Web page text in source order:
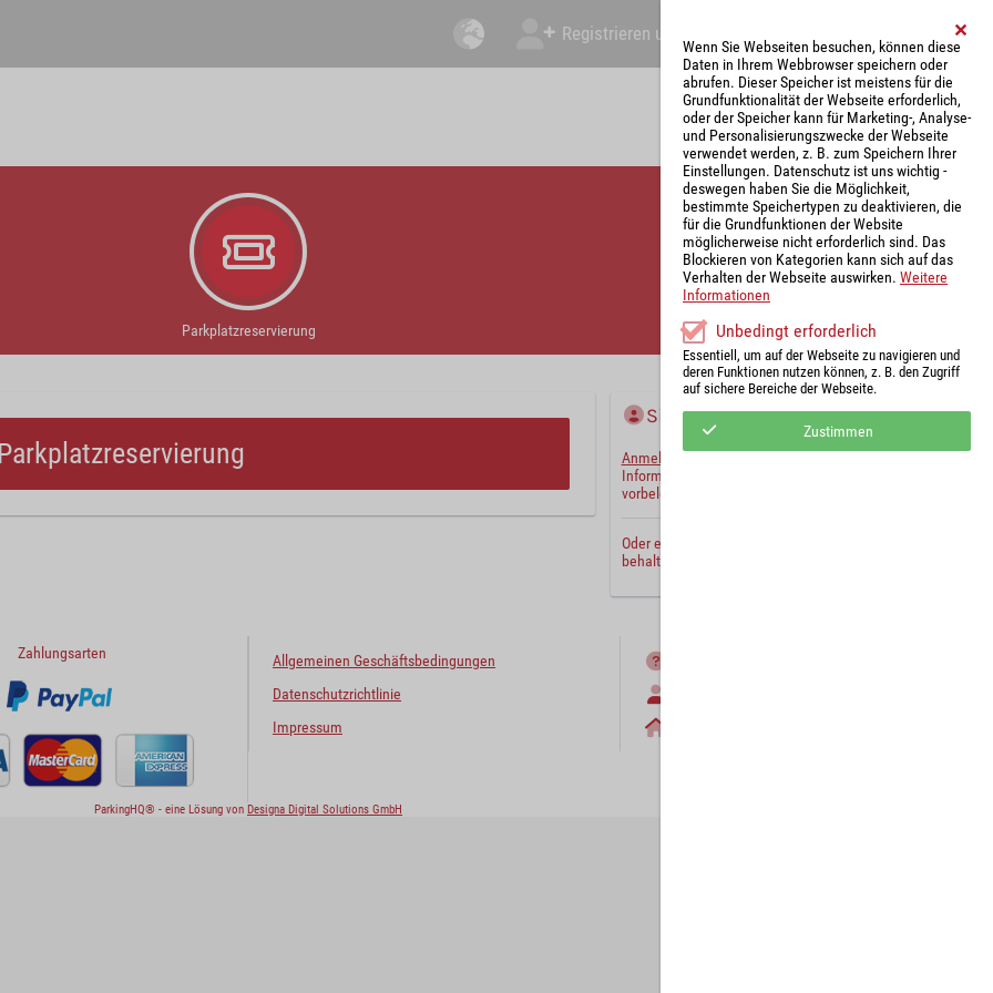
Registrieren und Angebot abgeben Mein Account
Parkplatzreservierung
Sie haben bereits ein Konto?
Anmelden
Informationen mit Ihren Standardwerten
vorbelegen.
Oder erstellen Sie ein
behalten Sie Ihre Einstellungen für später.
Zahlungsarten
Allgemeinen Geschäftsbedingungen
Datenschutzrichtlinie
Impressum
ParkingHQ® - eine Lösung von Designa Digital Solutions GmbH
Wenn Sie Webseiten besuchen, können diese
Daten in Ihrem Webbrowser speichern oder
abrufen. Dieser Speicher ist meistens für die
Grundfunktionalität der Webseite erforderlich,
oder der Speicher kann für Marketing-, Analyse-
und Personalisierungszwecke der Webseite
verwendet werden, z. B. zum Speichern Ihrer
Einstellungen. Datenschutz ist uns wichtig -
deswegen haben Sie die Möglichkeit,
bestimmte Speichertypen zu deaktivieren, die
für die Grundfunktionen der Website
möglicherweise nicht erforderlich sind. Das
Blockieren von Kategorien kann sich auf das
Verhalten der Webseite auswirken. Weitere
Informationen
Unbedingt erforderlich
Essentiell, um auf der Webseite zu navigieren und
deren Funktionen nutzen können, z. B. den Zugriff
auf sichere Bereiche der Webseite.
Zustimmen